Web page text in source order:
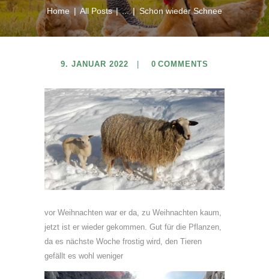
Home All Posts ... Schon wieder Schnee
9. JANUAR 2022 0 COMMENTS
vor Weihnachten war er da, zu Weihnachten kaum,
jetzt ist er wieder gekommen. Gut für die Pflanzen,
da es nächste Woche frostig wird, den Tieren
gefällt es wohl weniger